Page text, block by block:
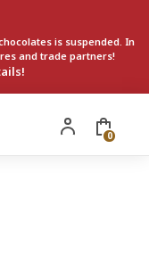
is suspended. In
and trade partners!
0